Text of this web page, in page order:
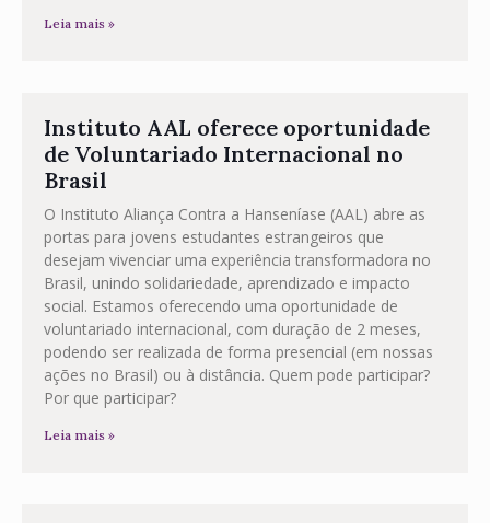
Leia mais »
Instituto AAL oferece oportunidade
de Voluntariado Internacional no
Brasil
O Instituto Aliança Contra a Hanseníase (AAL) abre as
portas para jovens estudantes estrangeiros que
desejam vivenciar uma experiência transformadora no
Brasil, unindo solidariedade, aprendizado e impacto
social. Estamos oferecendo uma oportunidade de
voluntariado internacional, com duração de 2 meses,
podendo ser realizada de forma presencial (em nossas
ações no Brasil) ou à distância. Quem pode participar?
Por que participar?
Leia mais »